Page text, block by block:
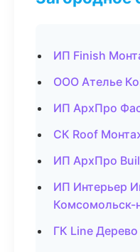
ИП Finish
ООО Ателье
ИП АрхПро
СК Roof
ИП АрхПро
ИП Интерьер
Комсомольск-
ГК Line